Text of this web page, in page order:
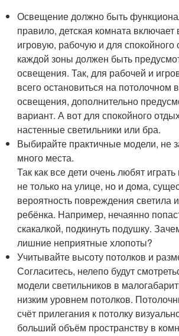
Освещение должно быть
правило, детская комната включает
игровую, рабочую и для спокойного
каждой зоны должен быть
освещения. Так, для рабочей и
всего остановиться на потолочном
освещения, дополнительно
вариант. А вот для спокойного
настенные светильники или бра.
Выбирайте практичные модели, не
много места.
Так как все дети очень любят
не только на улице, но и дома,
вероятность повреждения светила
ребёнка. Например, нечаянно
скакалкой, подкинуть подушку.
лишние неприятные хлопоты?
Учитывайте высоту потолков и
Согласитесь, нелепо будут
модели светильников в
низким уровнем потолков.
счёт прилегания к потолку
больший объём пространству в